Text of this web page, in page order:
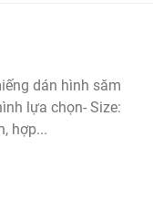
dán hình săm
lựa chọn- Size:
hợp...